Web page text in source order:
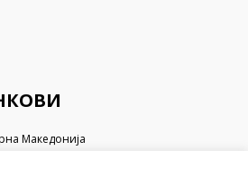
Македонија